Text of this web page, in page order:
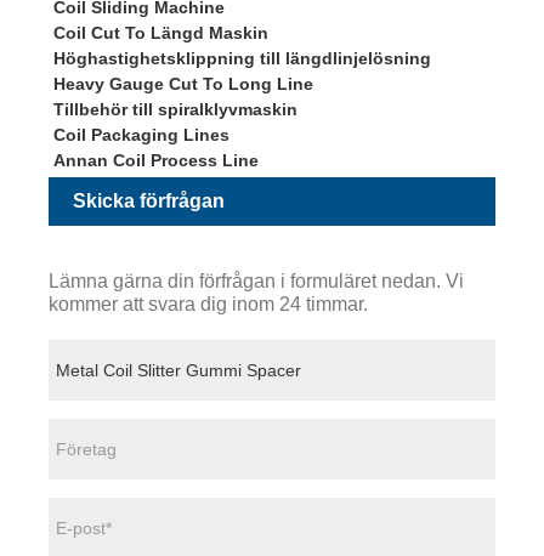
Coil Sliding Machine
Coil Cut To Längd Maskin
Höghastighetsklippning till längdlinjelösning
Heavy Gauge Cut To Long Line
Tillbehör till spiralklyvmaskin
Coil Packaging Lines
Annan Coil Process Line
Skicka förfrågan
Lämna gärna din förfrågan i formuläret nedan. Vi
kommer att svara dig inom 24 timmar.